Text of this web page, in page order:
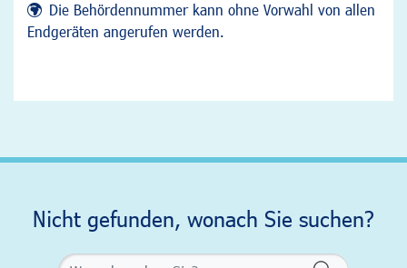
Die Behördennummer kann ohne Vorwahl von allen
Endgeräten angerufen werden.
Nicht gefunden, wonach Sie suchen?